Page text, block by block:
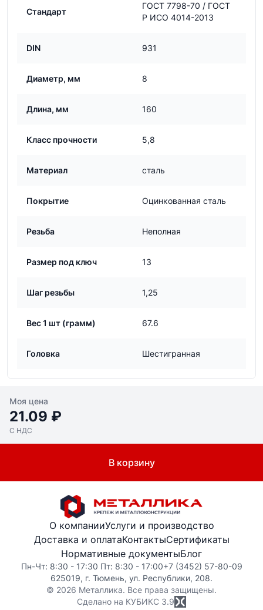
Стандарт
ГОСТ 7798-70 / ГОСТ
Р ИСО 4014-2013
DIN 931
Диаметр, мм 8
Длина, мм 160
Класс прочности 5,8
Материал сталь
Покрытие Оцинкованная сталь
Резьба Неполная
Размер под ключ 13
Шаг резьбы 1,25
Вес 1 шт (грамм) 67.6
Головка Шестигранная
Моя цена
21.09 ₽
С НДС
В корзину
О компанииУслуги и производство
Доставка и оплатаКонтактыСертификаты
Нормативные документыБлог
Пн-Чт: 8:30 - 17:30 Пт: 8:30 - 17:00+7 (3452) 57-80-09
625019, г. Тюмень, ул. Республики, 208.
© 2026 Металлика. Все права защищены.
Сделано на КУБИКС 3.9